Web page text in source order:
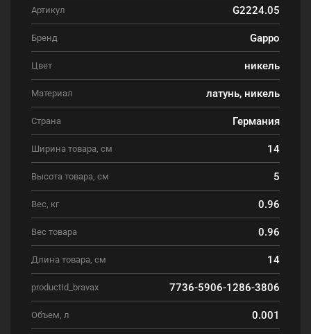
Артикул G2224.05
Бренд Gappo
Цвет никель
Материал латунь, никель
Страна Германия
Ширина товара, см 14
Высота товара, см 5
Вес, кг 0.96
Вес товара 0.96
Длина товара, см 14
productId_bravax 7736-5906-1286-3806
Объем, л 0.001